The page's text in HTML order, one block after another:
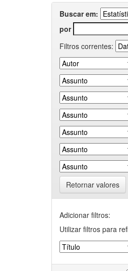
Buscar em:
por
Filtros correntes:
Retornar valores
Adicionar filtros:
Utilizar filtros para